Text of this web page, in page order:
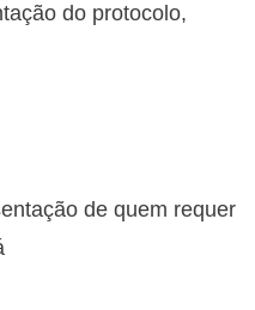
do protocolo,
de quem requer